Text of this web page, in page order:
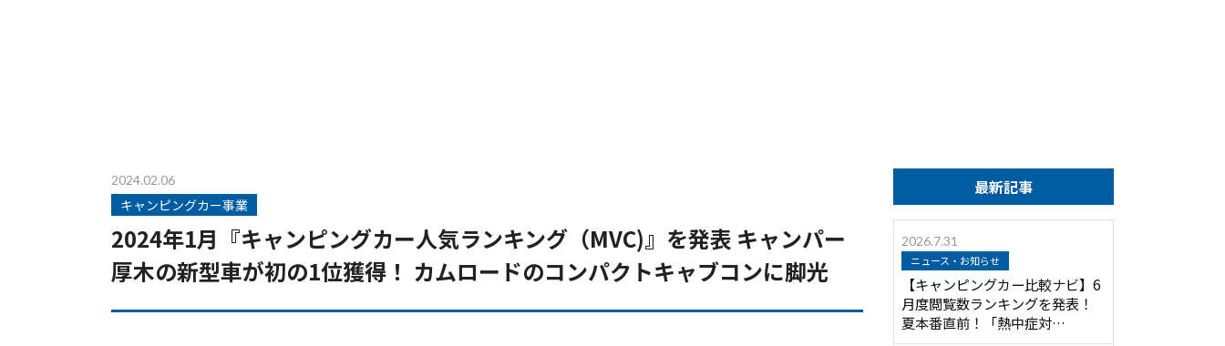
2024.02.06
キャンピングカー事業
2024年1月『キャンピングカー人気ランキング（MVC)』を発表 キャンパー
厚木の新型車が初の1位獲得！ カムロードのコンパクトキャブコンに脚光
最新記事
2026.7.31
ニュース・お知らせ
【キャンピングカー比較ナビ】6
月度閲覧数ランキングを発表！
夏本番直前！「熱中症対…